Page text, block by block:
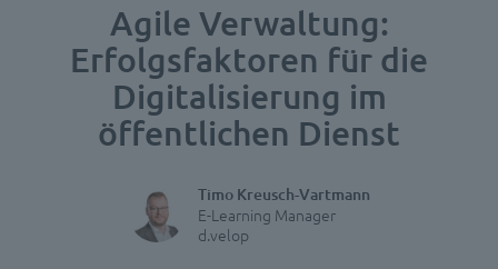
Agile Verwaltung:
Erfolgsfaktoren für die
Digitalisierung im
öffentlichen Dienst
Timo Kreusch-Vartmann
E-Learning Manager
d.velop